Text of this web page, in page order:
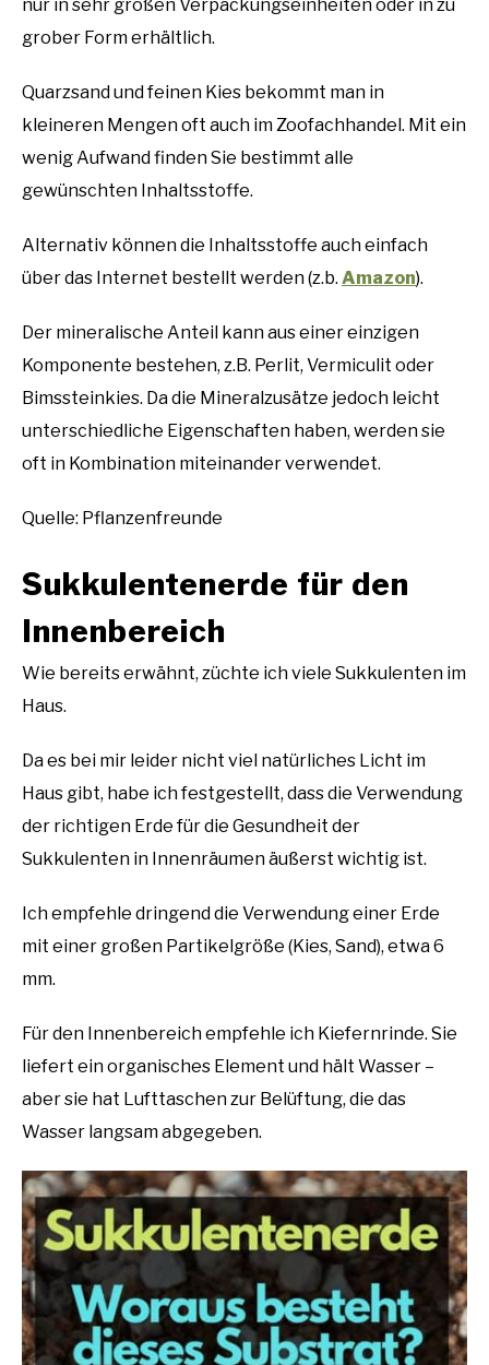
nur in sehr großen Verpackungseinheiten oder in zu
grober Form erhältlich.
Quarzsand und feinen Kies bekommt man in
kleineren Mengen oft auch im Zoofachhandel. Mit ein
wenig Aufwand finden Sie bestimmt alle
gewünschten Inhaltsstoffe.
Alternativ können die Inhaltsstoffe auch einfach
über das Internet bestellt werden (z.b. Amazon).
Der mineralische Anteil kann aus einer einzigen
Komponente bestehen, z.B. Perlit, Vermiculit oder
Bimssteinkies. Da die Mineralzusätze jedoch leicht
unterschiedliche Eigenschaften haben, werden sie
oft in Kombination miteinander verwendet.
Quelle: Pflanzenfreunde
Sukkulentenerde für den
Innenbereich
Wie bereits erwähnt, züchte ich viele Sukkulenten im
Haus.
Da es bei mir leider nicht viel natürliches Licht im
Haus gibt, habe ich festgestellt, dass die Verwendung
der richtigen Erde für die Gesundheit der
Sukkulenten in Innenräumen äußerst wichtig ist.
Ich empfehle dringend die Verwendung einer Erde
mit einer großen Partikelgröße (Kies, Sand), etwa 6
mm.
Für den Innenbereich empfehle ich Kiefernrinde. Sie
liefert ein organisches Element und hält Wasser –
aber sie hat Lufttaschen zur Belüftung, die das
Wasser langsam abgegeben.